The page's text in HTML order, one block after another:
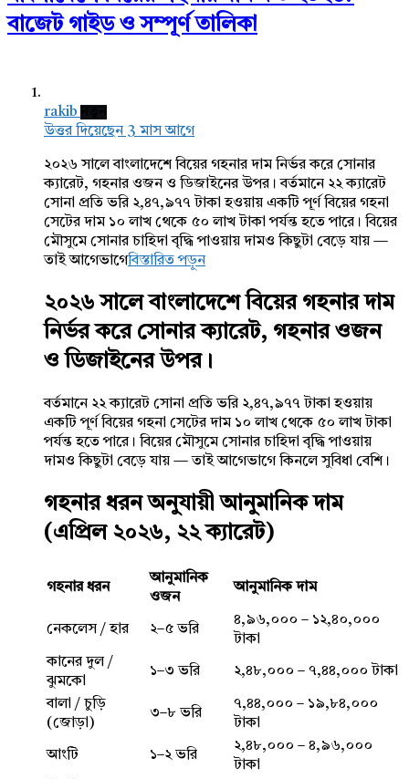
বাজেট গাইড ও সম্পূর্ণ তালিকা
rakib
উত্তর দিয়েছেন 3 মাস আগে
২০২৬ সালে বাংলাদেশে বিয়ের গহনার দাম নির্ভর করে সোনার
ক্যারেট, গহনার ওজন ও ডিজাইনের উপর। বর্তমানে ২২ ক্যারেট
সোনা প্রতি ভরি ২,৪৭,৯৭৭ টাকা হওয়ায় একটি পূর্ণ বিয়ের গহনা
সেটের দাম ১০ লাখ থেকে ৫০ লাখ টাকা পর্যন্ত হতে পারে। বিয়ের
মৌসুমে সোনার চাহিদা বৃদ্ধি পাওয়ায় দামও কিছুটা বেড়ে যায় —
তাই আগেভাগেবিস্তারিত পড়ুন
২০২৬ সালে বাংলাদেশে বিয়ের গহনার দাম
নির্ভর করে সোনার ক্যারেট, গহনার ওজন
ও ডিজাইনের উপর।
বর্তমানে ২২ ক্যারেট সোনা প্রতি ভরি ২,৪৭,৯৭৭ টাকা হওয়ায়
একটি পূর্ণ বিয়ের গহনা সেটের দাম ১০ লাখ থেকে ৫০ লাখ টাকা
পর্যন্ত হতে পারে। বিয়ের মৌসুমে সোনার চাহিদা বৃদ্ধি পাওয়ায়
দামও কিছুটা বেড়ে যায় — তাই আগেভাগে কিনলে সুবিধা বেশি।
গহনার ধরন অনুযায়ী আনুমানিক দাম
(এপ্রিল ২০২৬, ২২ ক্যারেট)
গহনার ধরন
আনুমানিক
ওজন
আনুমানিক দাম
নেকলেস / হার ২–৫ ভরি
৪,৯৬,০০০ – ১২,৪০,০০০
টাকা
কানের দুল /
ঝুমকো
১–৩ ভরি ২,৪৮,০০০ – ৭,৪৪,০০০ টাকা
বালা / চুড়ি
(জোড়া)
৩–৮ ভরি
৭,৪৪,০০০ – ১৯,৮৪,০০০
টাকা
আংটি ১–২ ভরি
২,৪৮,০০০ – ৪,৯৬,০০০
টাকা